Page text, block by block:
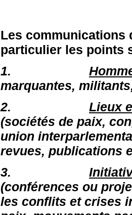
Les communications
particulier les points
1.
marquantes,
2.
Lieux
(sociétés de paix,
union
revues, publications
3.
(conférences ou
les conflits et crises